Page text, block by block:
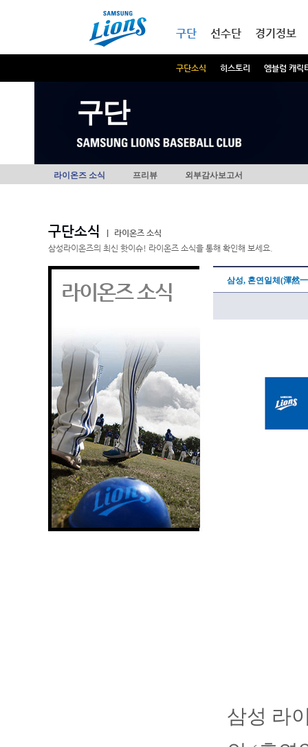
구단
구단소식 히스토리 엠블럼 캐릭
선수단 경기정보
구단
라이온즈 소식 프리뷰 외부감사보고서
구단소식
라이온즈 소식
삼성라이온즈의 최신 핫이슈! 라이온즈 소식을 통해 확인해 보세요.
라이온즈 소식 삼성, 혼연일체(渾然
삼성 라